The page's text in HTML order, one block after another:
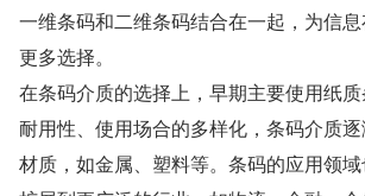
一维条码和二维条码结合在一起，为信
更多选择。
在条码介质的选择上，早期主要使用纸
耐用性、使用场合的多样化，条码介质
材质，如金属、塑料等。条码的应用领